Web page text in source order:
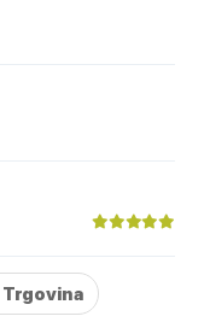
Trgovina